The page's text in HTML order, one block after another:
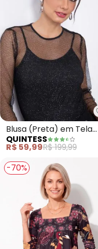
Blusa (Preta) em Tela
com Brilho de Mangas
Longas
QUINTESS
R$ 59,99R$ 199,99
-70%